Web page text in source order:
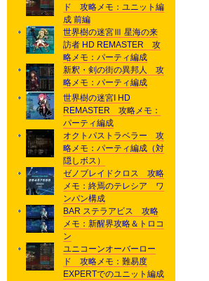
ド 攻略メモ：ユニット編
成 前編
世界樹の迷宮Ⅲ 星海の来
訪者 HD REMASTER 攻
略メモ：パーティ編成
新釈・剣の街の異邦人 攻
略メモ：パーティ編成
世界樹の迷宮I HD
REMASTER 攻略メモ：
パーティ編成
オクトパストラベラー 攻
略メモ：パーティ編成（対
隠しボス）
ゼノブレイドクロス 攻略
メモ：終焉のテレシア ワ
ンパン構成
BAR ステラアビス 攻略
メモ：新醒界攻略＆トロコ
ン
ユニコーンオーバーロー
ド 攻略メモ：難易度
EXPERTでのユニット編成